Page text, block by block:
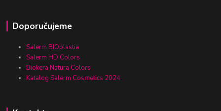
Doporučujeme
Salerm BIOplastia
Salerm HD Colors
Biokera Natura Colors
Katalog Salerm Cosmetics 2024